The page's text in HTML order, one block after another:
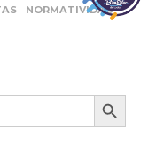
NORMATIVIDAD
Botón